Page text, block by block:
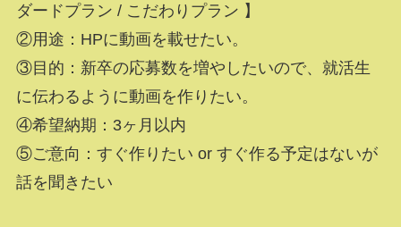
ダードプラン / こだわりプラン 】
②用途：HPに動画を載せたい。
③目的：新卒の応募数を増やしたいので、就活生
に伝わるように動画を作りたい。
④希望納期：3ヶ月以内
⑤ご意向：すぐ作りたい or すぐ作る予定はないが
話を聞きたい